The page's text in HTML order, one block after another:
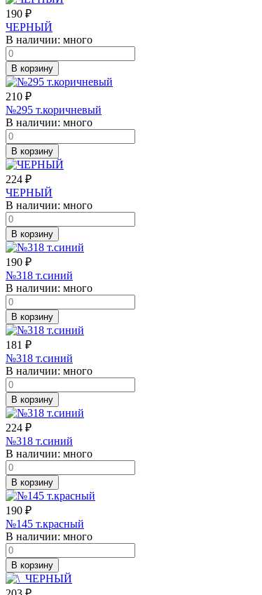
190 ₽
ЧЕРНЫЙ
В наличии: много
В корзину
210 ₽
№295 т.коричневый
В наличии: много
В корзину
224 ₽
ЧЕРНЫЙ
В наличии: много
В корзину
190 ₽
№318 т.синий
В наличии: много
В корзину
181 ₽
№318 т.синий
В наличии: много
В корзину
224 ₽
№318 т.синий
В наличии: много
В корзину
190 ₽
№145 т.красный
В наличии: много
В корзину